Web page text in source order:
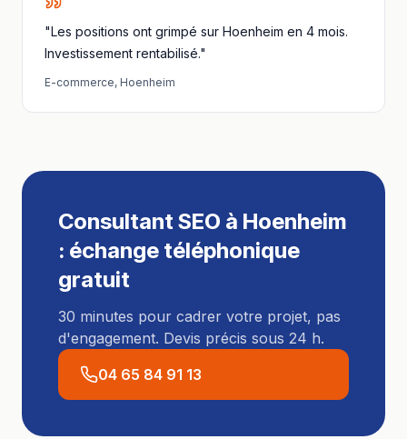
"Les positions ont grimpé sur Hoenheim en 4 mois.
Investissement rentabilisé."
E-commerce, Hoenheim
Consultant SEO à Hoenheim
: échange téléphonique
gratuit
30 minutes pour cadrer votre projet, pas
d'engagement. Devis précis sous 24 h.
04 65 84 91 13